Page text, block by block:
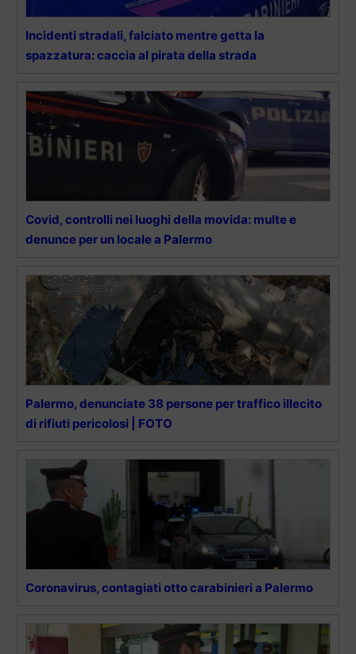
Incidenti stradali, falciato mentre getta la
spazzatura: caccia al pirata della strada
Covid, controlli nei luoghi della movida: multe e
denunce per un locale a Palermo
Palermo, denunciate 38 persone per traffico illecito
di rifiuti pericolosi | FOTO
Coronavirus, contagiati otto carabinieri a Palermo